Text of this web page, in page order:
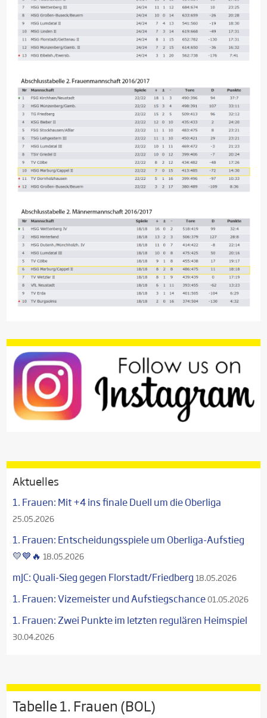
Aktuelles
1. Frauen: Mit +4 ins finale Duell um die Oberliga
25.05.2026
1. Frauen: Entscheidungsspiele um Oberliga-Aufstieg
💛💙🔥 18.05.2026
mJC: Quali-Sieg gegen Florstadt/Friedberg 18.05.2026
1. Frauen: Vizemeister und Aufstiegschance01.05.2026
1. Frauen: Zwei Punkte im letzten regulären Heimspiel
30.04.2026
Tabelle 1. Frauen (BOL)